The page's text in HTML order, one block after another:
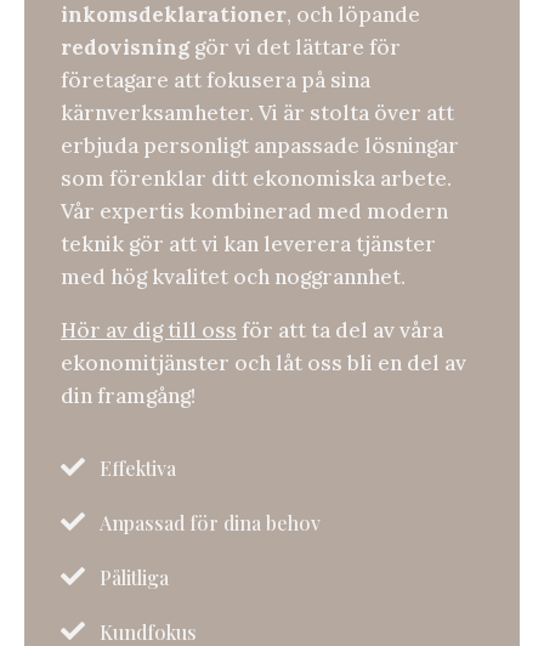
inkomsdeklarationer, och löpande
redovisninggör vi det lättare för
företagare att fokusera på sina
kärnverksamheter. Vi är stolta över att
erbjuda personligt anpassade lösningar
som förenklar ditt ekonomiska arbete.
Vår expertis kombinerad med modern
teknik gör att vi kan leverera tjänster
med hög kvalitet och noggrannhet.
Hör av dig till oss för att ta del av våra
ekonomitjänster och låt oss bli en del av
din framgång!
 Effektiva
 Anpassad för dina behov
 Pålitliga
 Kundfokus